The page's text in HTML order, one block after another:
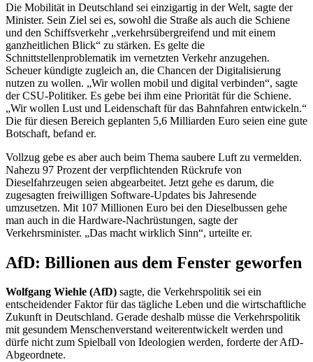
Die Mobilität in Deutschland sei einzigartig in der Welt, sagte der
Minister. Sein Ziel sei es, sowohl die Straße als auch die Schiene
und den Schiffsverkehr „verkehrsübergreifend und mit einem
ganzheitlichen Blick“ zu stärken. Es gelte die
Schnittstellenproblematik im vernetzten Verkehr anzugehen.
Scheuer kündigte zugleich an, die Chancen der Digitalisierung
nutzen zu wollen. „Wir wollen mobil und digital verbinden“, sagte
der CSU-Politiker. Es gebe bei ihm eine Priorität für die Schiene.
„Wir wollen Lust und Leidenschaft für das Bahnfahren entwickeln.“
Die für diesen Bereich geplanten 5,6 Milliarden Euro seien eine gute
Botschaft, befand er.
Vollzug gebe es aber auch beim Thema saubere Luft zu vermelden.
Nahezu 97 Prozent der verpflichtenden Rückrufe von
Dieselfahrzeugen seien abgearbeitet. Jetzt gehe es darum, die
zugesagten freiwilligen Software-Updates bis Jahresende
umzusetzen. Mit 107 Millionen Euro bei den Dieselbussen gehe
man auch in die Hardware-Nachrüstungen, sagte der
Verkehrsminister. „Das macht wirklich Sinn“, urteilte er.
AfD: Billionen aus dem Fenster geworfen
Wolfgang Wiehle (AfD) sagte, die Verkehrspolitik sei ein
entscheidender Faktor für das tägliche Leben und die wirtschaftliche
Zukunft in Deutschland. Gerade deshalb müsse die Verkehrspolitik
mit gesundem Menschenverstand weiterentwickelt werden und
dürfe nicht zum Spielball von Ideologien werden, forderte der AfD-
Abgeordnete.